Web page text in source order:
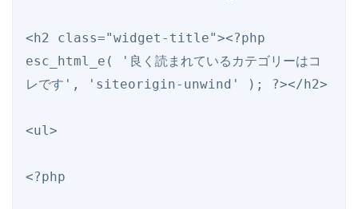
<h2 class="widget-title"><?php
esc_html_e( '良く読まれているカテゴリーはコ
レです', 'siteorigin-unwind' ); ?></h2>
<ul>
<?php